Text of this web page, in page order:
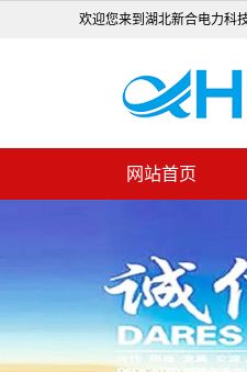
欢迎您来到湖北新合电力科
网站首页